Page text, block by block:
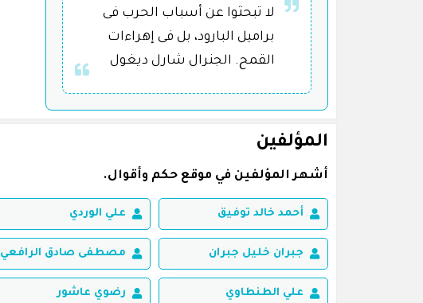
لا تبحثوا عن أسباب الحرب فى
براميل البارود، بل فى إهراءات
القمح. الجنرال شارل ديغول
المؤلفين
أشهر المؤلفين في موقع حكم وأقوال.
أحمد خالد توفيق علي الوردي
جبران خليل جبران مصطفى صادق الرافعي
علي الطنطاوي رضوي عاشور